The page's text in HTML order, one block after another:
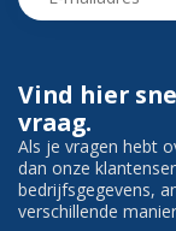
Vind hier
vraag.
Als je vragen hebt
dan onze
bedrijfsgegevens,
verschillende